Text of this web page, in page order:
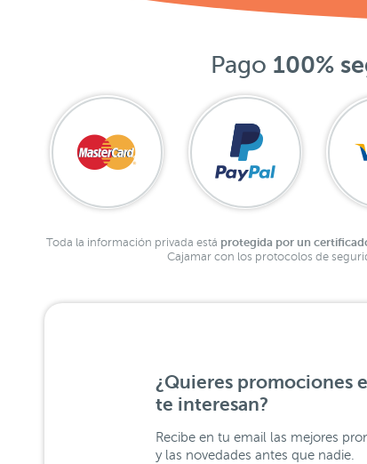
Pago 100%
Toda la información privada está protegida por un certificado
Cajamar con los protocolos de
¿Quieres promociones
te interesan?
Recibe en tu email las mejores
y las novedades antes que nadie.